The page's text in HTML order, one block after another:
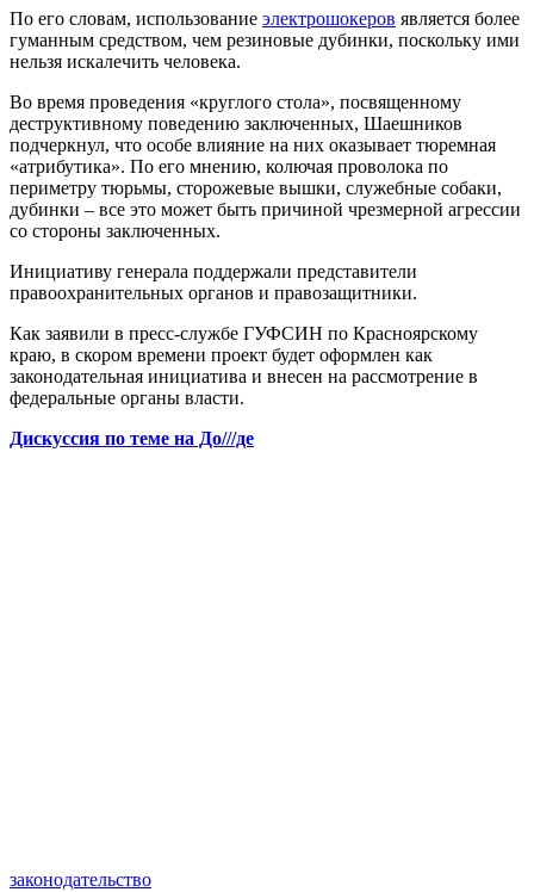
По его словам, использование электрошокеров является более
гуманным средством, чем резиновые дубинки, поскольку ими
нельзя искалечить человека.
Во время проведения «круглого стола», посвященному
деструктивному поведению заключенных, Шаешников
подчеркнул, что особе влияние на них оказывает тюремная
«атрибутика». По его мнению, колючая проволока по
периметру тюрьмы, сторожевые вышки, служебные собаки,
дубинки – все это может быть причиной чрезмерной агрессии
со стороны заключенных.
Инициативу генерала поддержали представители
правоохранительных органов и правозащитники.
Как заявили в пресс-службе ГУФСИН по Красноярскому
краю, в скором времени проект будет оформлен как
законодательная инициатива и внесен на рассмотрение в
федеральные органы власти.
Дискуссия по теме на До///де
законодательство